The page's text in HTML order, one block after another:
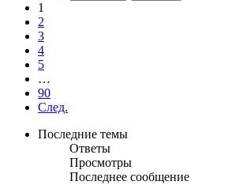
1
2
3
4
5
…
90
След.
Последние темы
Ответы
Просмотры
Последнее сообщение